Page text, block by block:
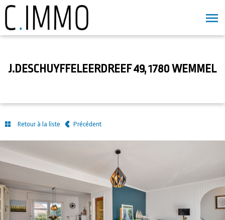
J.DESCHUYFFELEERDREEF 49, 1780 WEMMEL
Retour à la liste Précédent